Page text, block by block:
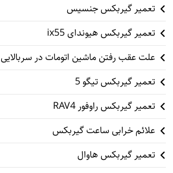
تعمیر گیربکس جنسیس
تعمیر گیربکس هیوندای ix55
علت عقب رفتن ماشین اتومات در سربالایی
تعمیر گیربکس تیگو 5
تعمیر گیربکس راوفور RAV4
علائم خرابی ساعت گیربکس
تعمیر گیربکس هاوال